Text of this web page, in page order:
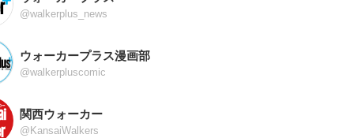
@walkerplus_news
ウォーカープラス漫画部
@walkerpluscomic
関西ウォーカー
@KansaiWalkers